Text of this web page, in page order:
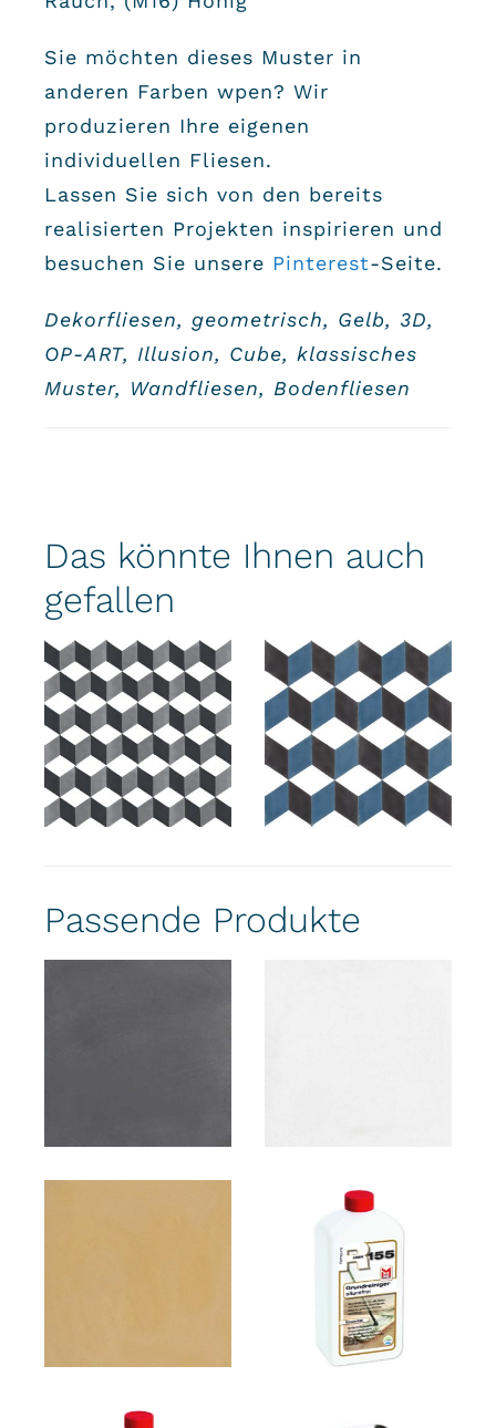
Sie möchten dieses Muster in
anderen Farben wpen? Wir
produzieren Ihre eigenen
individuellen Fliesen.
Lassen Sie sich von den bereits
realisierten Projekten inspirieren und
besuchen Sie unsere Pinterest-Seite.
Dekorfliesen, geometrisch, Gelb, 3D,
OP-ART, Illusion, Cube, klassisches
Muster, Wandfliesen, Bodenfliesen
Das könnte Ihnen auch
gefallen
Passende Produkte